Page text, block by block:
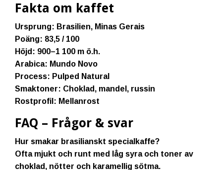
Fakta om kaffet
Ursprung: Brasilien, Minas Gerais
Poäng: 83,5 / 100
Höjd: 900–1 100 m ö.h.
Arabica: Mundo Novo
Process: Pulped Natural
Smaktoner: Choklad, mandel, russin
Rostprofil: Mellanrost
FAQ – Frågor & svar
Hur smakar brasilianskt specialkaffe?
Ofta mjukt och runt med låg syra och toner av
choklad, nötter och karamellig sötma.